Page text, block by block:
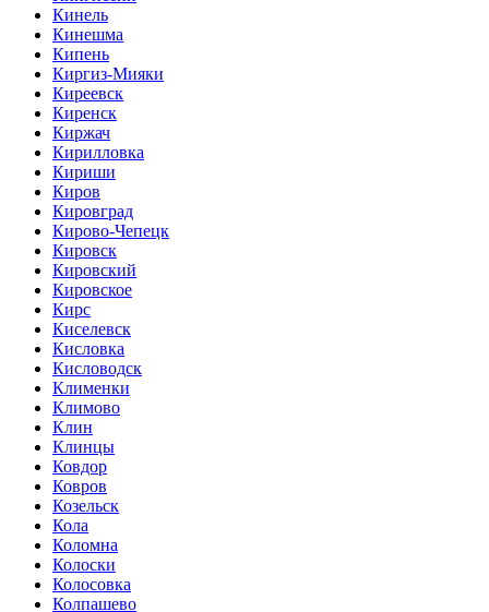
Кинель
Кинешма
Кипень
Киргиз-Мияки
Киреевск
Киренск
Киржач
Кирилловка
Кириши
Киров
Кировград
Кирово-Чепецк
Кировск
Кировский
Кировское
Кирс
Киселевск
Кисловка
Кисловодск
Клименки
Климово
Клин
Клинцы
Ковдор
Ковров
Козельск
Кола
Коломна
Колоски
Колосовка
Колпашево